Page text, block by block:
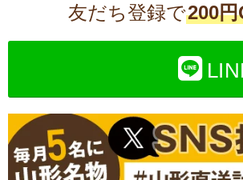
友だち登録で200